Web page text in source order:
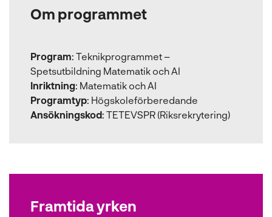
Om programmet
Program: Teknikprogrammet –
Spetsutbildning Matematik och AI
Inriktning: Matematik och AI
Programtyp: Högskoleförberedande
Ansökningskod: TETEVSPR (Riksrekrytering)
Framtida yrken